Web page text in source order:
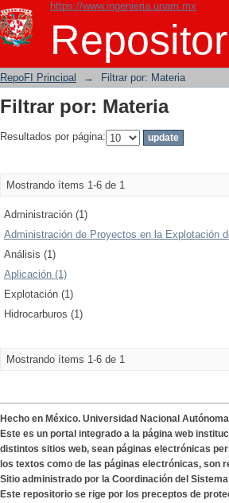
https://www.ingenieria.unam.mx
Filtrar por: Materia
RepoFI Principal → Filtrar por: Materia
Filtrar por: Materia
Resultados por página:
Mostrando ítems 1-6 de 1
Administración (1)
Administración de Proyectos en la Explotación
Análisis (1)
Aplicación (1)
Explotación (1)
Hidrocarburos (1)
Mostrando ítems 1-6 de 1
Hecho en México. Universidad Nacional
Este es un portal integrado a la página web
distintos sitios web, sean páginas electrónicas
los textos como de las páginas electrónicas,
Sitio administrado por la Coordinación del
Este repositorio se rige por los preceptos de